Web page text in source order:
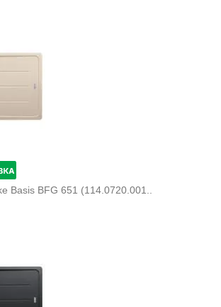
Basis BFG 651 (114.0720.001..